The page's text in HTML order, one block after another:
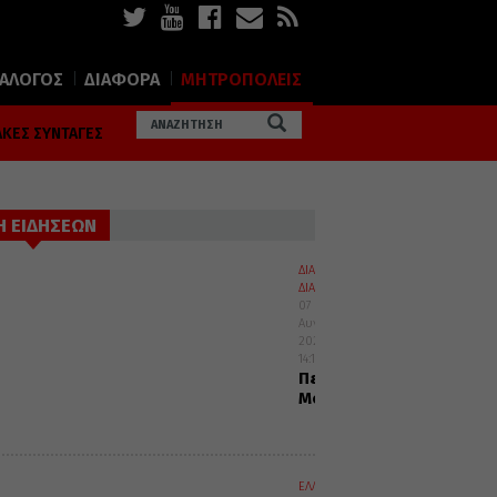
ΔΙΑΦΟΡΑ ΜΗΤΡΟΠΟΛΕΙΣ
ΣΥΝΤΑΓΕΣ
ΕΙΔΗΣΕΩΝ
ΔΙΑΛΟΓΟΣ
ΔΙΑΦΟΡΑ
07
Αυγούστου
2026
14:10
Περί
Μοναχισμού
ΕΛΛΑΔΑ